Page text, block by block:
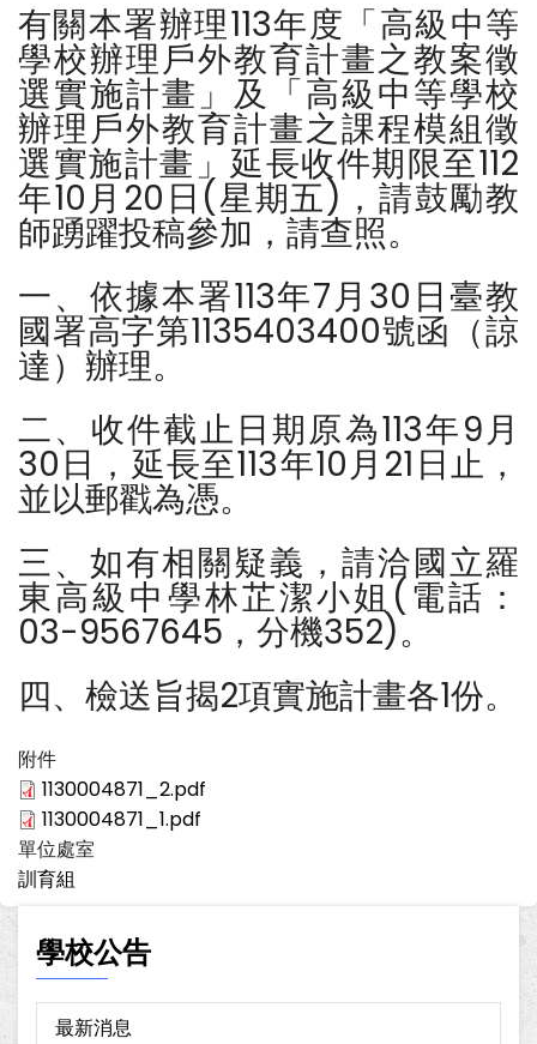
有關本署辦理113年度「高級中等
學校辦理戶外教育計畫之教案徵
選實施計畫」及「高級中等學校
辦理戶外教育計畫之課程模組徵
選實施計畫」延長收件期限至112
年10月20日(星期五)，請鼓勵教
師踴躍投稿參加，請查照。
一、依據本署113年7月30日臺教
國署高字第1135403400號函（諒
達）辦理。
二、收件截止日期原為113年9月
30日，延長至113年10月21日止，
並以郵戳為憑。
三、如有相關疑義，請洽國立羅
東高級中學林芷潔小姐(電話：
03-9567645，分機352)。
四、檢送旨揭2項實施計畫各1份。
附件
1130004871_2.pdf
1130004871_1.pdf
單位處室
訓育組
學校公告
最新消息